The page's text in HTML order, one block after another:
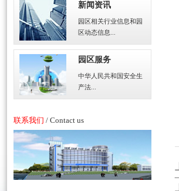
新闻资讯
园区相关行业信息和园
区动态信息...
园区服务
中华人民共和国安全生
产法...
联系我们 / Contact us